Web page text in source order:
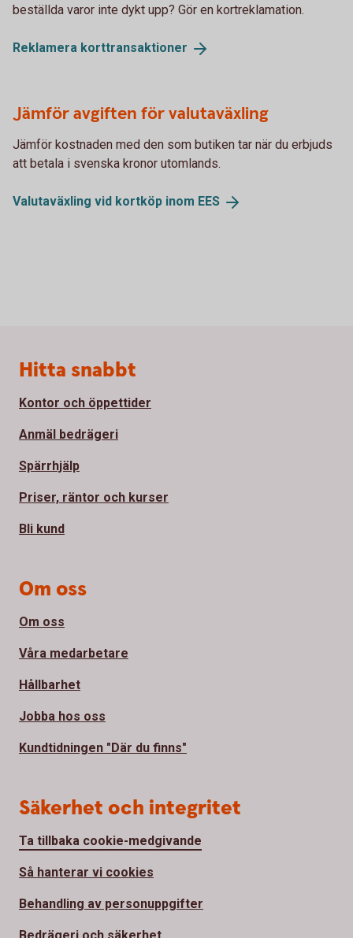
beställda varor inte dykt upp? Gör en kortreklamation.
Reklamera korttransaktioner
Jämför avgiften för valutaväxling
Jämför kostnaden med den som butiken tar när du erbjuds
att betala i svenska kronor utomlands.
Valutaväxling vid kortköp inom EES
Sidfot
Hitta snabbt
Kontor och öppettider
Anmäl bedrägeri
Spärrhjälp
Priser, räntor och kurser
Bli kund
Om oss
Om oss
Våra medarbetare
Hållbarhet
Jobba hos oss
Kundtidningen "Där du finns"
Säkerhet och integritet
Ta tillbaka cookie-medgivande
Så hanterar vi cookies
Behandling av personuppgifter